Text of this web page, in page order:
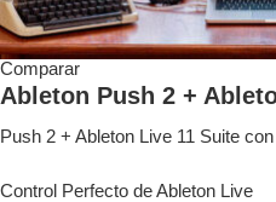
Comparar
Ableton Push 2 +
Push 2 + Ableton Live 11 Suite
Control Perfecto de Ableton Live